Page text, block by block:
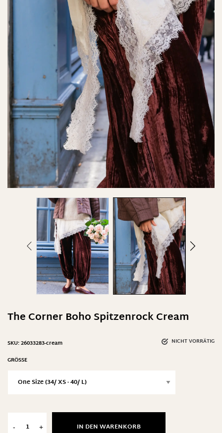
The Corner Boho Spitzenrock Cream
NICHT VORRÄTIG
SKU:26033283-cream
GRÖSSE
- + IN DEN WARENKORB